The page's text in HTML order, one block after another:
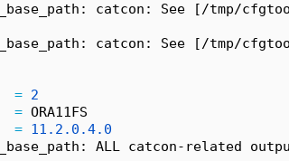
catcon: See [/tmp/
catcon: See [/tmp/
= 2
= ORA11FS
= 11.2.0.4.0
ALL catcon-related